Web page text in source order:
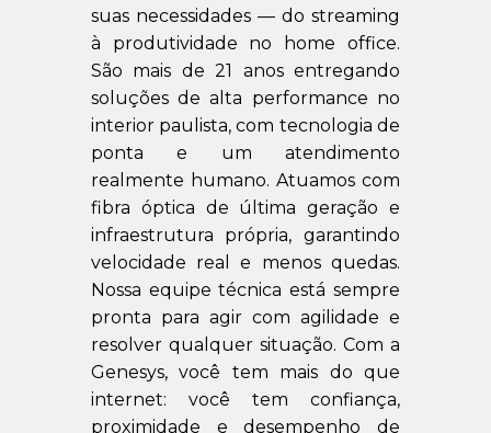
suas necessidades — do streaming
à produtividade no home office.
São mais de 21 anos entregando
soluções de alta performance no
interior paulista, com tecnologia de
ponta e um atendimento
realmente humano. Atuamos com
fibra óptica de última geração e
infraestrutura própria, garantindo
velocidade real e menos quedas.
Nossa equipe técnica está sempre
pronta para agir com agilidade e
resolver qualquer situação. Com a
Genesys, você tem mais do que
internet: você tem confiança,
proximidade e desempenho de